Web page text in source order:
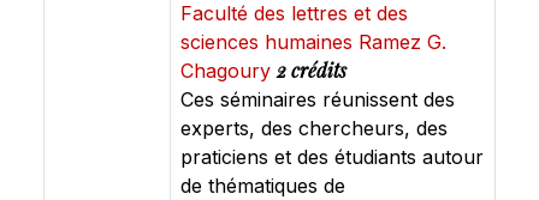
Faculté des lettres et des
sciences humaines Ramez G.
Chagoury2 crédits
Ces séminaires réunissent des
experts, des chercheurs, des
praticiens et des étudiants autour
de thématiques de